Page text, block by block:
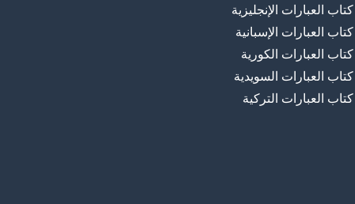
كتاب العبارات الإنجليزية
كتاب العبارات الإسبانية
كتاب العبارات الكورية
كتاب العبارات السويدية
كتاب العبارات التركية